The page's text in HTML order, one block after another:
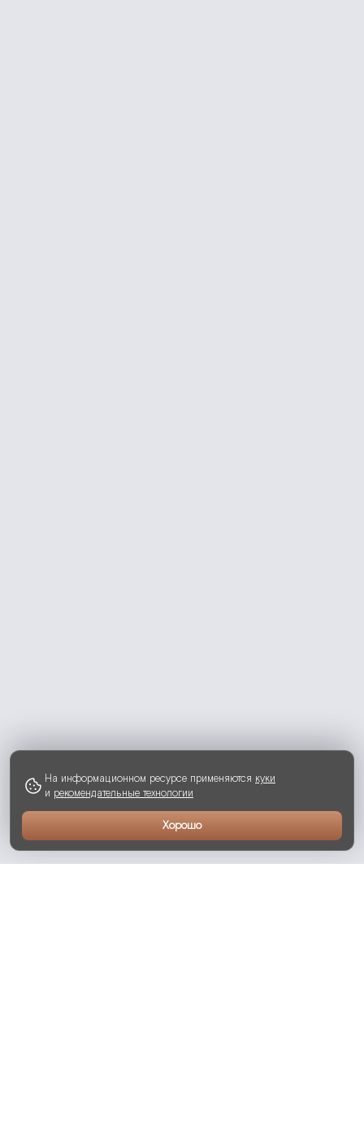
На информационном ресурсе применяются куки
и рекомендательные технологии
Хорошо